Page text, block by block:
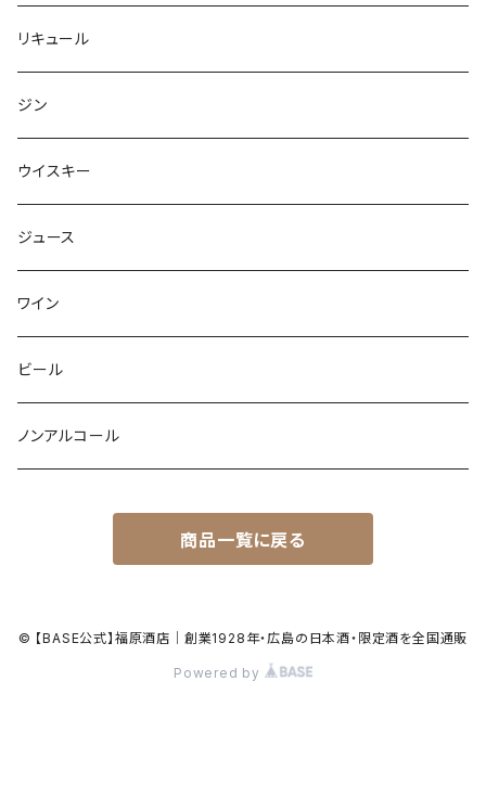
リキュール
ジン
ウイスキー
ジュース
ワイン
ビール
ノンアルコール
商品一覧に戻る
© 【BASE公式】福原酒店｜創業1928年・広島の日本酒・限定酒を全国通販
Powered by